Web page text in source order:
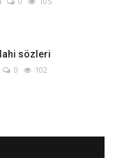
sözleri
0 102